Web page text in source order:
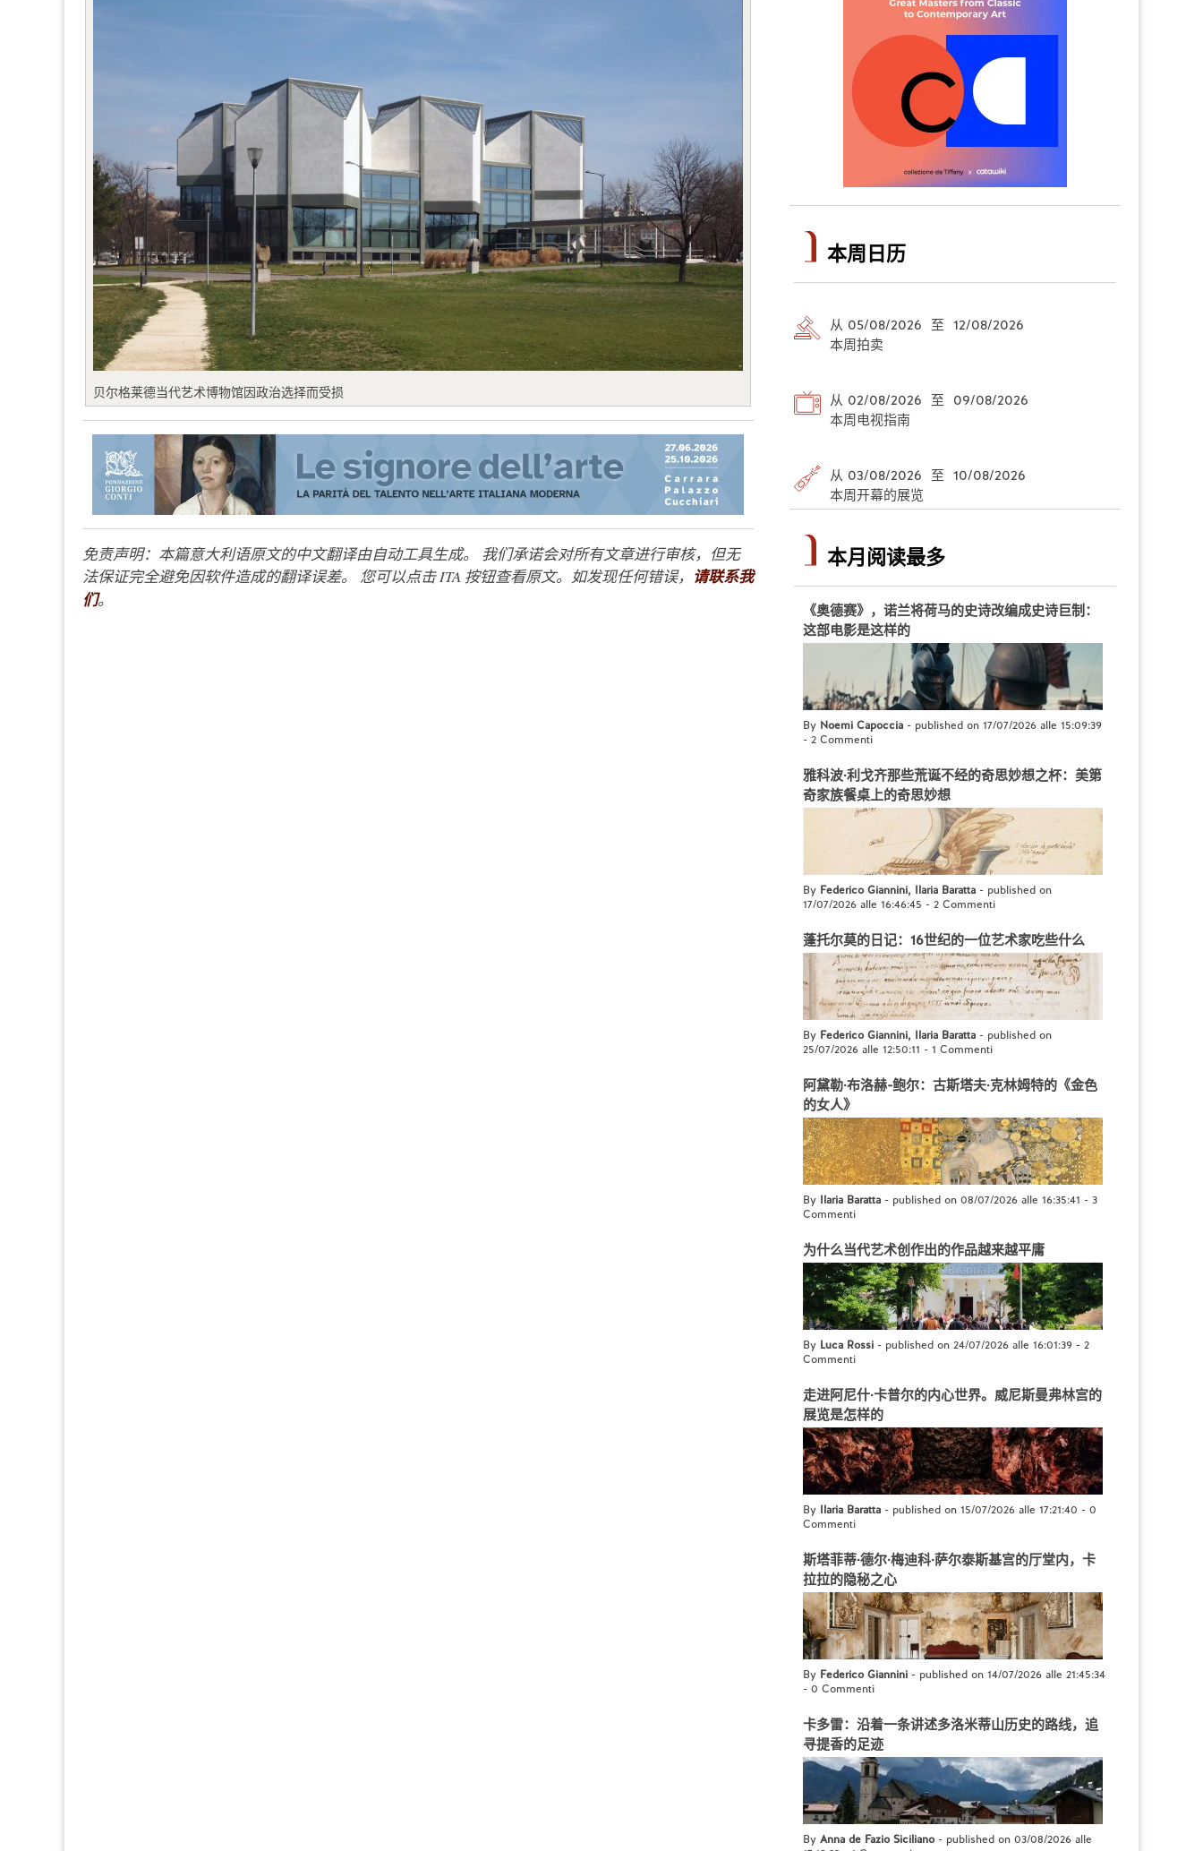
贝尔格莱德当代艺术博物馆因政治选择而受损
免责声明：本篇意大利语原文的中文翻译由自动工具生成。 我们承诺会对所有文章进行审核，但无
法保证完全避免因软件造成的翻译误差。 您可以点击 ITA 按钮查看原文。如发现任何错误， 请联系我
们。
本周日历
从 05/08/2026 至 12/08/2026
本周拍卖
从 02/08/2026 至 09/08/2026
本周电视指南
从 03/08/2026 至 10/08/2026
本周开幕的展览
本月阅读最多
《奥德赛》，诺兰将荷马的史诗改编成史诗巨制：
这部电影是这样的
By Noemi Capoccia - published on 17/07/2026 alle 15:09:39
- 2 Commenti
雅科波·利戈齐那些荒诞不经的奇思妙想之杯：美第
奇家族餐桌上的奇思妙想
By Federico Giannini, Ilaria Baratta - published on
17/07/2026 alle 16:46:45 - 2 Commenti
蓬托尔莫的日记：16世纪的一位艺术家吃些什么
By Federico Giannini, Ilaria Baratta - published on
25/07/2026 alle 12:50:11 - 1 Commenti
阿黛勒·布洛赫-鲍尔：古斯塔夫·克林姆特的《金色
的女人》
By Ilaria Baratta - published on 08/07/2026 alle 16:35:41 - 3
Commenti
为什么当代艺术创作出的作品越来越平庸
By Luca Rossi - published on 24/07/2026 alle 16:01:39 - 2
Commenti
走进阿尼什·卡普尔的内心世界。威尼斯曼弗林宫的
展览是怎样的
By Ilaria Baratta - published on 15/07/2026 alle 17:21:40 - 0
Commenti
斯塔菲蒂·德尔·梅迪科·萨尔泰斯基宫的厅堂内，卡
拉拉的隐秘之心
By Federico Giannini - published on 14/07/2026 alle 21:45:34
- 0 Commenti
卡多雷：沿着一条讲述多洛米蒂山历史的路线，追
寻提香的足迹
By Anna de Fazio Siciliano- published on 03/08/2026 alle